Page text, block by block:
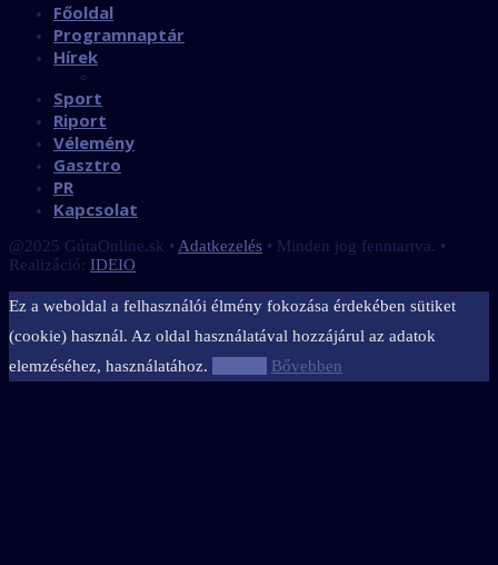
Főoldal
Programnaptár
Hírek
Sport
Riport
Vélemény
Gasztro
PR
Kapcsolat
@2025 GútaOnline.sk • Adatkezelés • Minden jog fenntartva. •
Realizáció: IDEIO
Ez a weboldal a felhasználói élmény fokozása érdekében sütiket
(cookie) használ. Az oldal használatával hozzájárul az adatok
elemzéséhez, használatához.
Bővebben